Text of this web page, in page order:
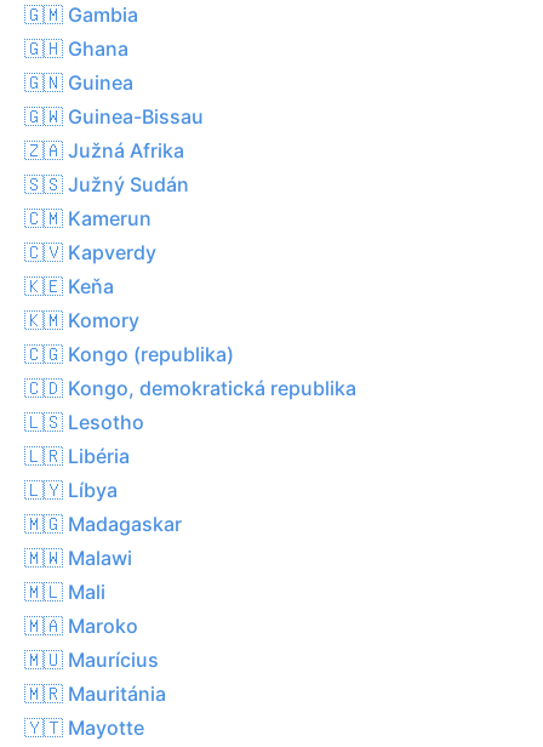
🇬🇲 Gambia
🇬🇭 Ghana
🇬🇳 Guinea
🇬🇼 Guinea-Bissau
🇿🇦 Južná Afrika
🇸🇸 Južný Sudán
🇨🇲 Kamerun
🇨🇻 Kapverdy
🇰🇪 Keňa
🇰🇲 Komory
🇨🇬 Kongo (republika)
🇨🇩 Kongo, demokratická republika
🇱🇸 Lesotho
🇱🇷 Libéria
🇱🇾 Líbya
🇲🇬 Madagaskar
🇲🇼 Malawi
🇲🇱 Mali
🇲🇦 Maroko
🇲🇺 Maurícius
🇲🇷 Mauritánia
🇾🇹 Mayotte